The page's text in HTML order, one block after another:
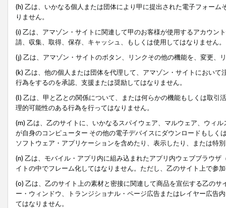
(h) 乙は、いかなる個人または団体により甲に提出された電子フォー
りません。
(i) 乙は、アマゾン・サイトに関連して甲のお客様が使用するアカウン
請、収集、取得、保存、キャッシュ、もしくは使用してはなりません。
(j) 乙は、アマゾン・サイトのボタン、リンクその他の機能を、変更、
(k) 乙は、他の個人または団体を代理して、アマゾン・サイトにおい
行為をするのを承認、支援または奨励してはなりません。
(l) 乙は、甲と乙との関係について、または何らかの機能もしくは取
理的可能性のある行為を行ってはなりません。
(m) 乙は、乙のサイトに、いかなるスパイウェア、マルウェア、ウィ
が自身のコンピューター その他の電子デバイスにダウンロードもし
ソフトウェア・アプリケーションを含めたり、表示したり、または特
(n) 乙は、モバイル・アプリ内に組み込まれたアプリ内ウェブブラウ
イトの中でフレーム化してはなりません。ただし、乙のサイト上で参
(o) 乙は、乙のサイト上の素材と密接に関連して商品を宣伝する乙の
ー・ウィンドウ、トランジショナル・ページ広告またはレイヤー広告
てはなりません。